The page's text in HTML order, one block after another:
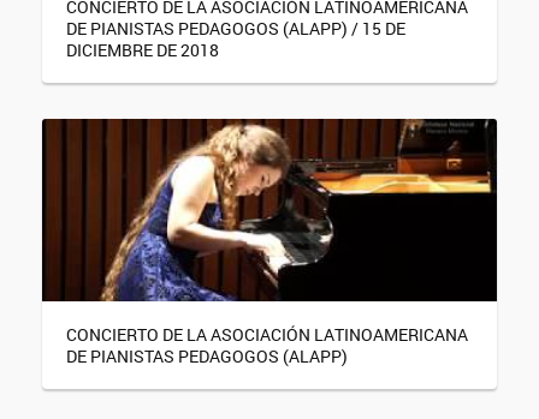
CONCIERTO DE LA ASOCIACIÓN LATINOAMERICANA
DE PIANISTAS PEDAGOGOS (ALAPP) / 15 DE
DICIEMBRE DE 2018
CONCIERTO DE LA ASOCIACIÓN LATINOAMERICANA
DE PIANISTAS PEDAGOGOS (ALAPP)